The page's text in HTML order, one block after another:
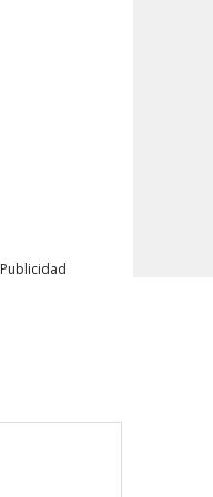
Publicidad